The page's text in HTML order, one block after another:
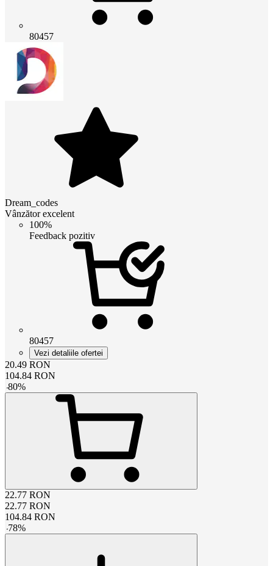
80457
Dream_codes
Vânzător excelent
100%
Feedback pozitiv
80457
Vezi detaliile ofertei
20.49 RON
104.84 RON
-80%
22.77 RON
22.77 RON
104.84 RON
-78%